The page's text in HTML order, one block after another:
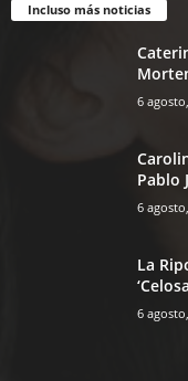
Incluso más noticias
6
Pablo
6
La
6